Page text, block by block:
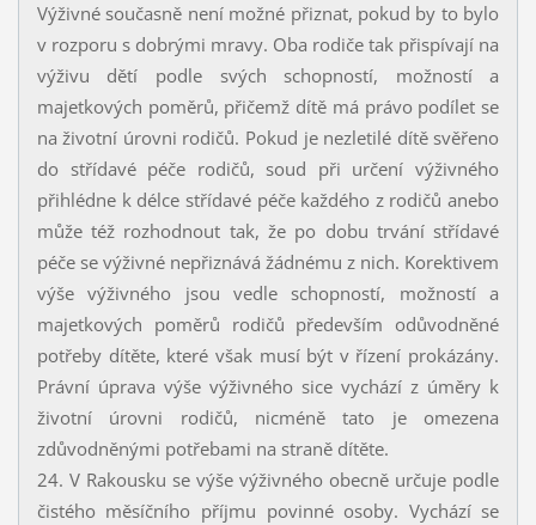
Výživné současně není možné přiznat, pokud by to bylo
v rozporu s dobrými mravy. Oba rodiče tak přispívají na
výživu dětí podle svých schopností, možností a
majetkových poměrů, přičemž dítě má právo podílet se
na životní úrovni rodičů. Pokud je nezletilé dítě svěřeno
do střídavé péče rodičů, soud při určení výživného
přihlédne k délce střídavé péče každého z rodičů anebo
může též rozhodnout tak, že po dobu trvání střídavé
péče se výživné nepřiznává žádnému z nich. Korektivem
výše výživného jsou vedle schopností, možností a
majetkových poměrů rodičů především odůvodněné
potřeby dítěte, které však musí být v řízení prokázány.
Právní úprava výše výživného sice vychází z úměry k
životní úrovni rodičů, nicméně tato je omezena
zdůvodněnými potřebami na straně dítěte.
24. V Rakousku se výše výživného obecně určuje podle
čistého měsíčního příjmu povinné osoby. Vychází se